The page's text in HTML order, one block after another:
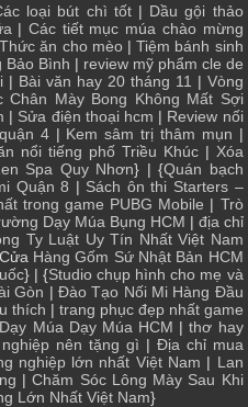
loại bút chì tốt| Dầu gội thảo
| Các tiết mục múa chào mừng
Thức ăn cho mèo|Tiệm bánh sinh
Bảo Bình | review mỹ phẩm cle de
| Bài văn hay 20 tháng 11 | Vòng
Chân Mày Bong Không Mất Sợi
| Sửa điện thoại hcm | Review nối
4| Kem sâm trị thâm mụn |
nổi tiếng phố Triều Khúc| Xóa
Spa Quy Nhơn} | {Quán bạch
Quận 8 | Sách ôn thi Starters –
trong game PUBG Mobile | Trò
Dạy Múa Bụng HCM | địa chỉ
Ty Luật Uy Tín Nhất Việt Nam
Hàng Gốm Sứ Nhật Bản HCM
} | {Studio chụp hình cho mẹ và
Gòn |Đào Tạo Nối Mi Hàng Đầu
thích | trang phục đẹp nhất game
Múa Dạy Múa HCM |thơ hay
nên tặng gì | Địa chỉ mua
nghiệp lớn nhất Việt Nam | Lan
|Chăm Sóc Lông Mày Sau Khi
Lớn Nhất Việt Nam}